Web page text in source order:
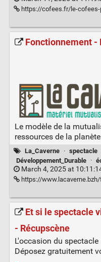
https://cofees.fr/le-cofees-publie-un-
Fonctionnement -
Le modèle de la
ressources de la
La_Caverne · spectacle
Développement_Durable
·
March 4, 2025 at
https://
Et si le spectacle
- Récupscène
L'occasion du spectacle
Déposez gratuitement